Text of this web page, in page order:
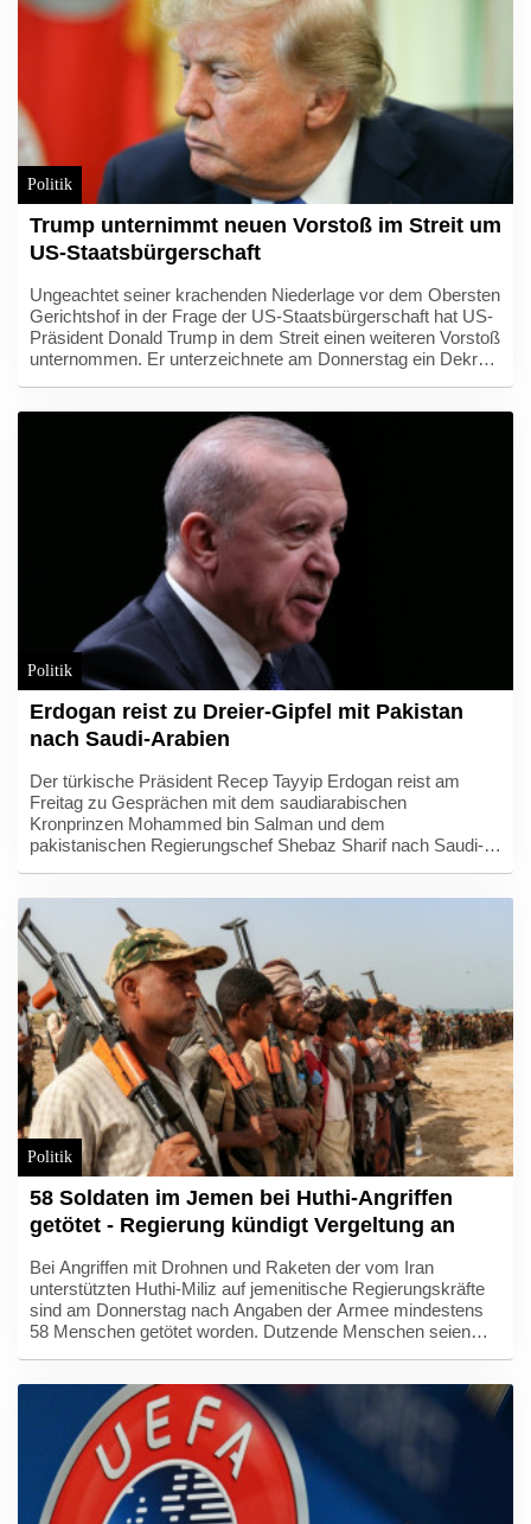
Zuständigkeit statt einer Vielzahl föderaler
Luftsicherheitsbehörden."
Politik
Trump unternimmt neuen Vorstoß im Streit um
US-Staatsbürgerschaft
Ungeachtet seiner krachenden Niederlage vor dem Obersten
Gerichtshof in der Frage der US-Staatsbürgerschaft hat US-
Präsident Donald Trump in dem Streit einen weiteren Vorstoß
unternommen. Er unterzeichnete am Donnerstag ein Dekret,
ausländische Frauen als Touristinnen "getarnt" bewusst zum
Entbinden in die USA, damit ihr Kind die US-
Staatsbürgerschaft erhält. Dies werde nun nicht mehr
Politik
Erdogan reist zu Dreier-Gipfel mit Pakistan
nach Saudi-Arabien
Der türkische Präsident Recep Tayyip Erdogan reist am
Freitag zu Gesprächen mit dem saudiarabischen
Kronprinzen Mohammed bin Salman und dem
pakistanischen Regierungschef Shebaz Sharif nach Saudi-
Kommunikationsdirektor des türkischen Präsidentenamts,
Burhanettin Duran, am Donnerstagabend im Onlinedienst X
mit. Riad bestätigte ein Gipfeltreffen in Dschiddah am Freitag.
Politik
58 Soldaten im Jemen bei Huthi-Angriffen
getötet - Regierung kündigt Vergeltung an
Bei Angriffen mit Drohnen und Raketen der vom Iran
unterstützten Huthi-Miliz auf jemenitische Regierungskräfte
sind am Donnerstag nach Angaben der Armee mindestens
58 Menschen getötet worden. Dutzende Menschen seien
meisten Todesopfern seit vier Jahren. Die Huthis
reklamierten die Attacke für sich. Die jemenitische Regierung
kündigte Vergeltung an.